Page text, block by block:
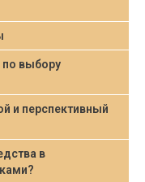
выбору
и перспективный
в